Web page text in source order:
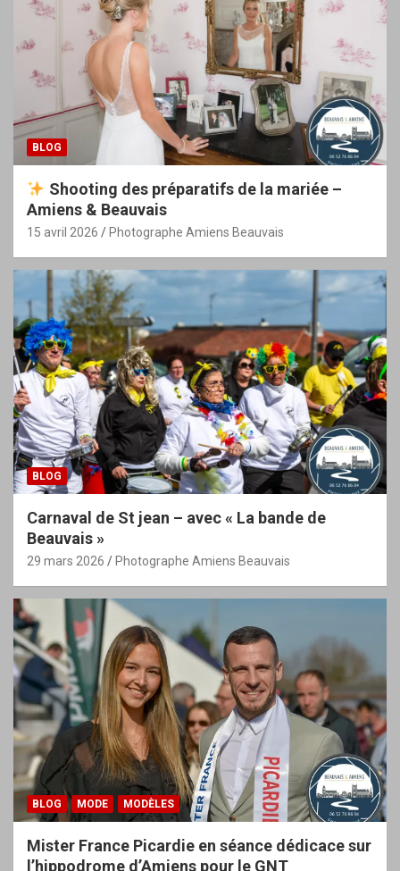
BLOG
Shooting des préparatifs de la mariée –
Amiens & Beauvais
15 avril 2026 Photographe Amiens Beauvais
BLOG
Carnaval de St jean – avec « La bande de
Beauvais »
29 mars 2026 Photographe Amiens Beauvais
BLOG MODE MODÈLES
Mister France Picardie en séance dédicace sur
l’hippodrome d’Amiens pour le GNT